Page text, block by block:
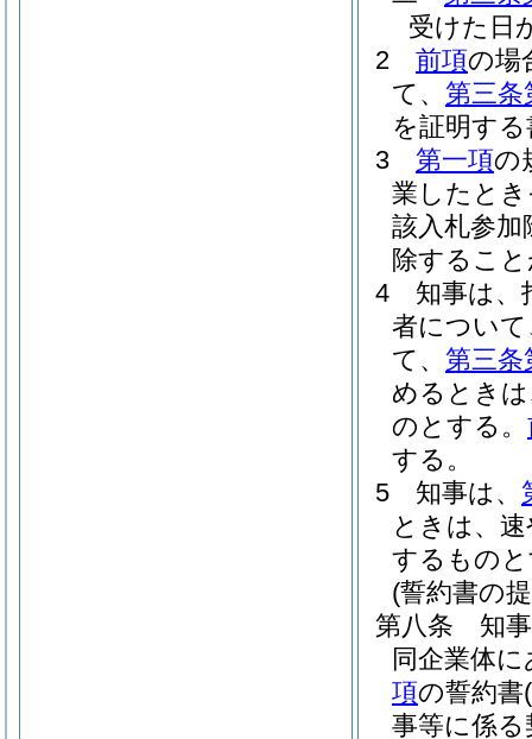
受けた日
2
前項の場
て、 第三条
を証明す
3
第一項の
業したと
該入札参加
除するこ
4
知事は、
者について
て、 第三条
めるとき
のとする。
する。
5
知事は、
ときは、
するもの
(誓約書の
第八条
知
同企業体
項の誓約書(
事等に係